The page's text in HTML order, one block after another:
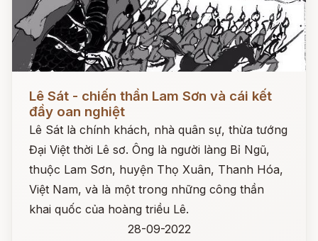
Lê Sát - chiến thần Lam Sơn và cái kết
đầy oan nghiệt
Lê Sát là chính khách, nhà quân sự, thừa tướng
Đại Việt thời Lê sơ. Ông là người làng Bỉ Ngũ,
thuộc Lam Sơn, huyện Thọ Xuân, Thanh Hóa,
Việt Nam, và là một trong những công thần
khai quốc của hoàng triều Lê.
28-09-2022